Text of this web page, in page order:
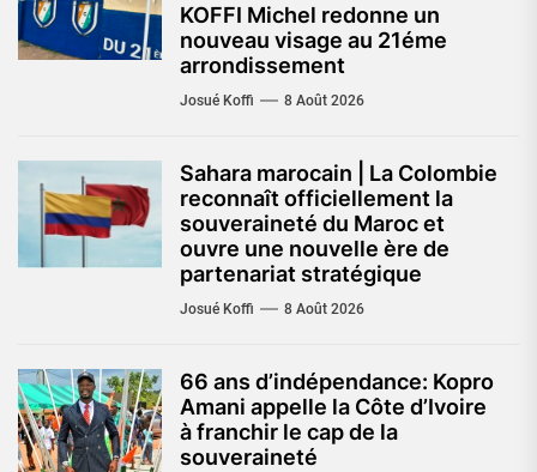
KOFFI Michel redonne un
nouveau visage au 21éme
arrondissement
Josué Koffi 8 Août 2026
Sahara marocain | La Colombie
reconnaît officiellement la
souveraineté du Maroc et
ouvre une nouvelle ère de
partenariat stratégique
Josué Koffi 8 Août 2026
66 ans d’indépendance: Kopro
Amani appelle la Côte d’Ivoire
à franchir le cap de la
souveraineté